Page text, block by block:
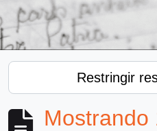
Restringir
Mostrando